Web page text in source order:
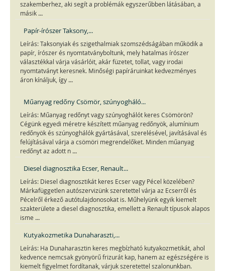
szakemberhez, aki segít a problémák egyszerűbben látásában, a
másik ...
Papír-írószer Taksony,...
Leírás: Taksonyiak és szigethalmiak szomszédságában működik a
papír, írószer és nyomtatványboltunk, mely hatalmas írószer
választékkal várja vásárlóit, akár füzetet, tollat, vagy irodai
nyomtatványt keresnek. Minőségi papíráruinkat kedvezményes
áron kínáljuk, így ...
Műanyag redőny Csömör, szúnyogháló...
Leírás: Műanyag redőnyt vagy szúnyoghálót keres Csömörön?
Cégünk egyedi méretre készített műanyag redőnyök, alumínium
redőnyök és szúnyoghálók gyártásával, szerelésével, javításával és
felújításával várja a csömöri megrendelőket. Minden műanyag
redőnyt az adott n ...
Diesel diagnosztika Ecser, Renault...
Leírás: Diesel diagnosztikát keres Ecser vagy Pécel közelében?
Márkafüggetlen autószervizünk szeretettel várja az Ecserről és
Pécelről érkező autótulajdonosokat is. Műhelyünk egyik kiemelt
szakterülete a diesel diagnosztika, emellett a Renault típusok alapos
isme ...
Kutyakozmetika Dunaharaszti,...
Leírás: Ha Dunaharasztin keres megbízható kutyakozmetikát, ahol
kedvence nemcsak gyönyörű frizurát kap, hanem az egészségére is
kiemelt figyelmet fordítanak, várjuk szeretettel szalonunkban.